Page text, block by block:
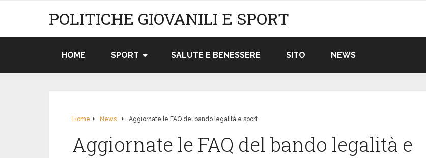
POLITICHE GIOVANILI E SPORT
HOME SPORT SALUTE E BENESSERE SITO NEWS
Home News Aggiornate le FAQ del bando legalità e sport
Aggiornate le FAQ del bando legalità e